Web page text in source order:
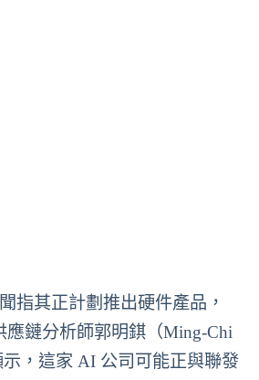
指其正計劃推出硬件產品，
應鏈分析師郭明錤（Ming-Chi
，這家 AI 公司可能正與聯發